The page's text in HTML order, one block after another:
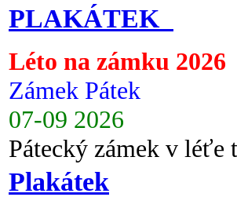
PLAKÁTEK
Léto na zámku 2026
Zámek Pátek
07-09 2026
Pátecký zámek v léťe
Plakátek